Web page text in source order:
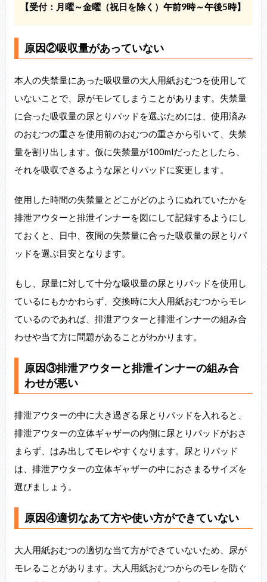
【受付：月曜～金曜（祝日を除く）午前9時～午後5時】
原因②吸収量があっていない
本人の失禁量にあった吸収量の大人用紙おむつを使用して
いないことで、尿がモレてしまうことがあります。失禁量
に合った吸収量の尿とりパッドを選ぶためには、使用済み
のおむつの重さを使用前のおむつの重さから引いて、失禁
量を割り出します。仮に失禁量が100mlだったとしたら、
それを吸収できるような尿とりパッドに変更します。
使用した時間の失禁量とどこがどのようにぬれていたかを
排泄アウターと排泄インナーを図にして記録するようにし
ておくと、日中、夜間の失禁量に合った吸収量の尿とりパ
ッドを選ぶ目安となります。
もし、尿量に対して十分な吸収量の尿とりパッドを使用し
ているにもかかわらず、交換時に大人用紙おむつからモレ
ているのであれば、排泄アウターと排泄インナーの組み合
わせや当て方に問題があることがわかります。
原因③排泄アウターと排泄インナーの組み合
わせが悪い
排泄アウターの中に大き過ぎる尿とりパッドを入れると、
排泄アウターの立体ギャザーの内側に尿とりパッドがおさ
まらず、はみ出してモレやすくなります。尿とりパッド
は、排泄アウターの立体ギャザーの中におさまるサイズを
選びましょう。
原因④適切なあて方や使い方ができていない
大人用紙おむつの適切な当て方ができていないため、尿が
モレることがあります。大人用紙おむつからのモレを防ぐ